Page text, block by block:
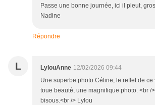
Passe une bonne journée, ici il pleut,
Nadine
Répondre
L LylouAnne 12/02/2026 09:44
Une superbe photo Céline, le reflet de ce
toue beauté, une magnifique photo. <br /
bisous.<br /> Lylou